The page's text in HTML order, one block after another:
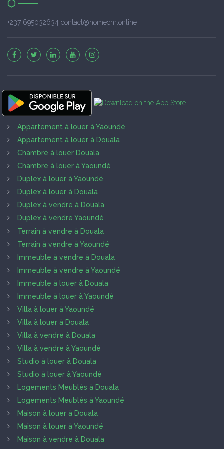
+237 695032634 contact@homecm.online
Appartement à louer à Yaoundé
Appartement à louer à Douala
Chambre à louer Douala
Chambre à louer à Yaoundé
Duplex à louer à Yaoundé
Duplex à louer à Douala
Duplex à vendre à Douala
Duplex à vendre Yaoundé
Terrain à vendre à Douala
Terrain à vendre à Yaoundé
Immeuble à vendre à Douala
Immeuble à vendre à Yaoundé
Immeuble à louer à Douala
Immeuble à louer à Yaoundé
Villa à louer à Yaoundé
Villa à louer à Douala
Villa à vendre à Douala
Villa à vendre à Yaoundé
Studio à louer à Douala
Studio à louer à Yaoundé
Logements Meublés à Douala
Logements Meublés à Yaoundé
Maison à louer à Douala
Maison à louer à Yaoundé
Maison à vendre à Douala